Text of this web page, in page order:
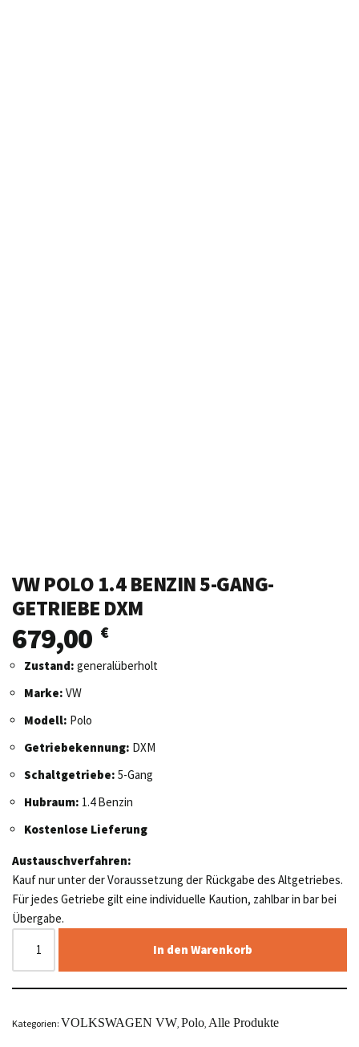
VW POLO 1.4 BENZIN 5-GANG-
GETRIEBE DXM
679,00 €
Zustand: generalüberholt
Marke: VW
Modell: Polo
Getriebekennung: DXM
Schaltgetriebe: 5-Gang
Hubraum: 1.4 Benzin
Kostenlose Lieferung
Austauschverfahren:
Kauf nur unter der Voraussetzung der Rückgabe des Altgetriebes.
Für jedes Getriebe gilt eine individuelle Kaution, zahlbar in bar bei
Übergabe.
In den Warenkorb
Kategorien: VOLKSWAGEN VW Polo Alle Produkte